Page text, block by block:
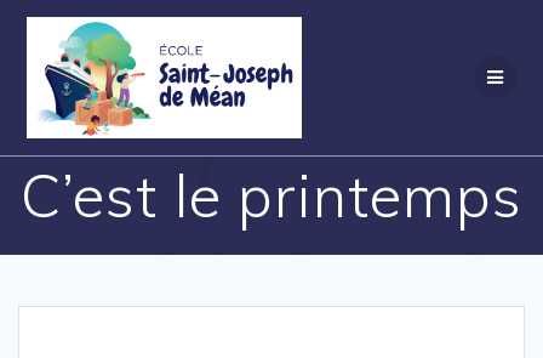
Skip
content
C’est le printemps